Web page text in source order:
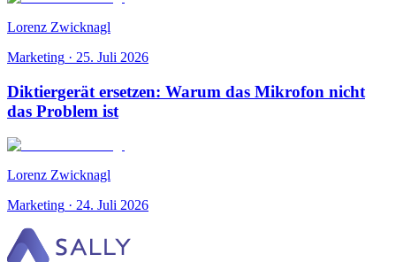
Lorenz Zwicknagl
Marketing · 25. Juli 2026
Diktiergerät ersetzen: Warum das Mikrofon nicht
das Problem ist
Lorenz Zwicknagl
Marketing · 24. Juli 2026